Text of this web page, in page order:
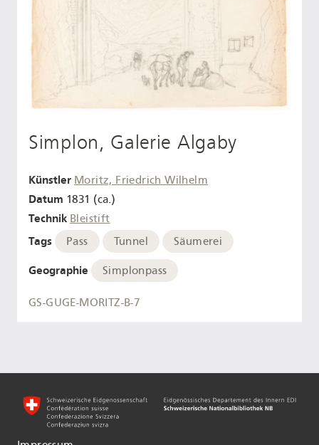
Simplon, Galerie Algaby
Künstler Moritz, Friedrich Wilhelm
Datum 1831 (ca.)
Technik Bleistift
Tags Pass Tunnel Säumerei
Geographie Simplonpass
GS-GUGE-MORITZ-B-7